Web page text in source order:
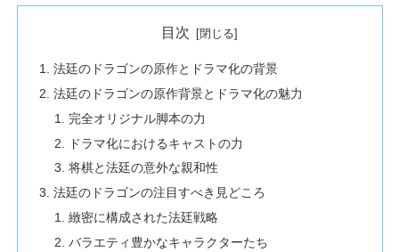
目次
法廷のドラゴンの原作とドラマ化の背景
法廷のドラゴンの原作背景とドラマ化の魅力
完全オリジナル脚本の力
ドラマ化におけるキャストの力
将棋と法廷の意外な親和性
法廷のドラゴンの注目すべき見どころ
緻密に構成された法廷戦略
バラエティ豊かなキャラクターたち